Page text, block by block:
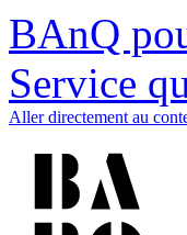
BAnQ
Service
Aller directement au